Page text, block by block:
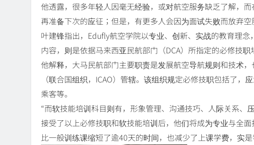
他透露，很多年轻人因毫无经验，或对航空服务缺乏了解，
再准备下次的应征；但是，有更多人会因为面试失败而放弃空
叶建锋指出，Edufly航空学院以专业、创新、实战的教育理
内容，则是依据马来西亚民航部门（DCA）所指定的必修技职
他解释，大马民航部门主要职责是发展航空导航规则和技术
（联合国组织，ICAO）管辖。该组织规定必修技职包括了
乘客等。
“而软技能培训科目则有，形象管理、沟通技巧、人际关系、
接受了以上必修技职和软技能培训后，他们将成为专业与全
比一般训练课缩短了逾40天的时间，也减少了上课学费，实